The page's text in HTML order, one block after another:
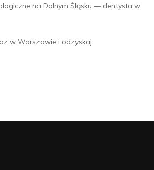
na Dolnym Śląsku — dentysta w
w Warszawie i odzyskaj